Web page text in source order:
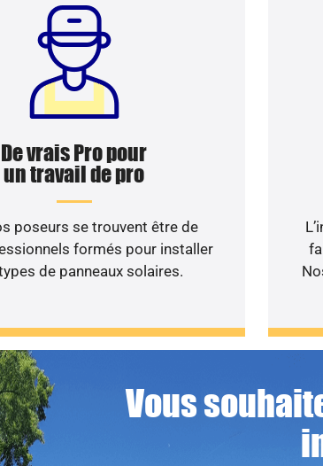
De vrais Pro pour
un travail de pro
poseurs se trouvent être de
formés pour installer
de panneaux solaires.
Vous